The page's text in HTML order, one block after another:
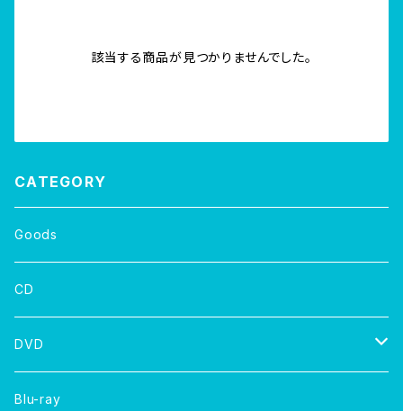
該当する商品が見つかりませんでした。
CATEGORY
Goods
CD
DVD
写真集
Blu-ray